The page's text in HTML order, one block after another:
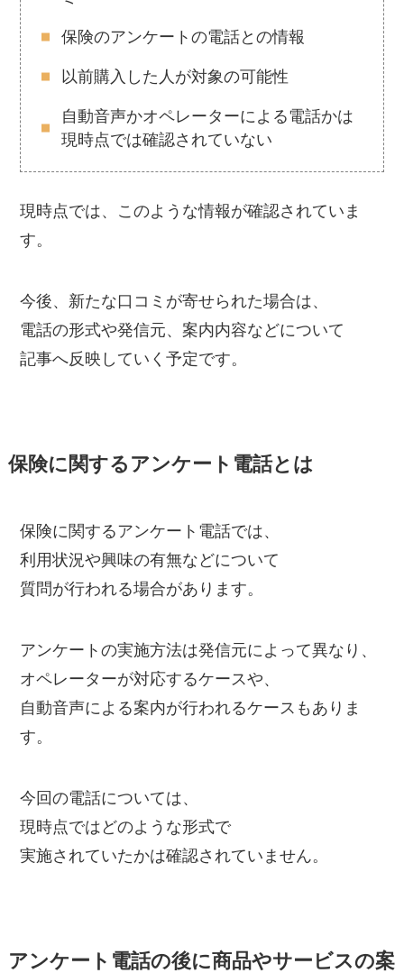
保険のアンケートの電話との情報
以前購入した人が対象の可能性
自動音声かオペレーターによる電話かは
現時点では確認されていない
現時点では、このような情報が確認されていま
す。
今後、新たな口コミが寄せられた場合は、
電話の形式や発信元、案内内容などについて
記事へ反映していく予定です。
保険に関するアンケート電話とは
保険に関するアンケート電話では、
利用状況や興味の有無などについて
質問が行われる場合があります。
アンケートの実施方法は発信元によって異なり、
オペレーターが対応するケースや、
自動音声による案内が行われるケースもありま
す。
今回の電話については、
現時点ではどのような形式で
実施されていたかは確認されていません。
アンケート電話の後に商品やサービスの案